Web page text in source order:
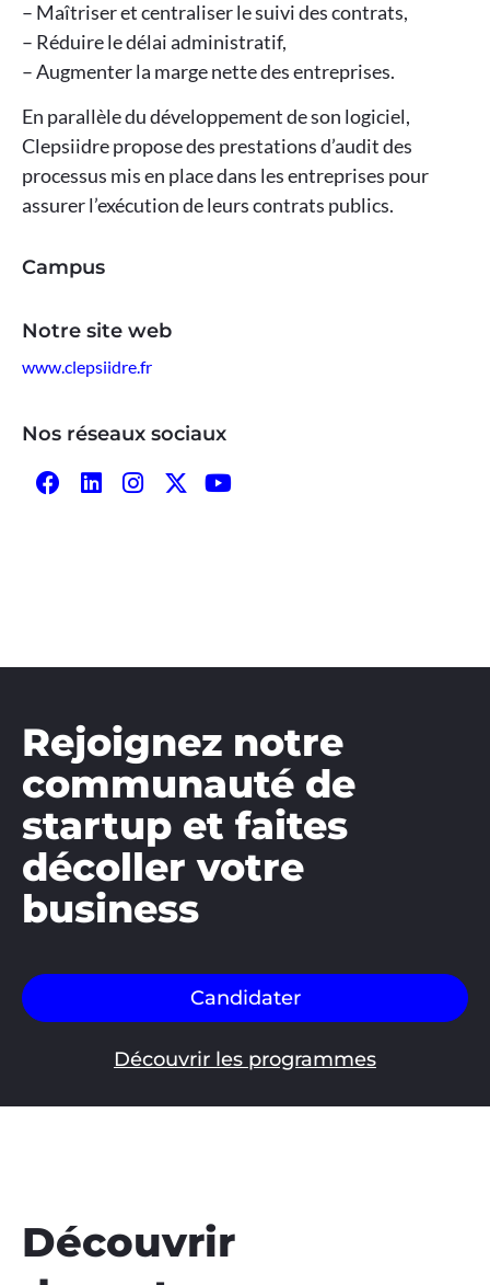
– Maîtriser et centraliser le suivi des contrats,
– Réduire le délai administratif,
– Augmenter la marge nette des entreprises.
En parallèle du développement de son logiciel,
Clepsiidre propose des prestations d’audit des
processus mis en place dans les entreprises pour
assurer l’exécution de leurs contrats publics.
Campus
Notre site web
www.clepsiidre.fr
Nos réseaux sociaux
Rejoignez notre
communauté de
startup et faites
décoller votre
business
Candidater
Découvrir les programmes
Découvrir